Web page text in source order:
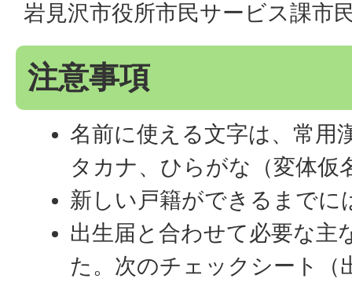
岩見沢市役所市民サービス課市
注意事項
名前に使える文字は、常用
タカナ、ひらがな（変体仮
新しい戸籍ができるまでに
出生届と合わせて必要な主
た。次のチェックシート（